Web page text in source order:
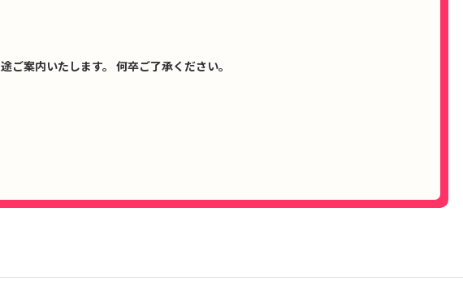
案内いたします。 何卒ご了承ください。